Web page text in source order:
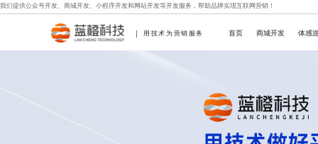
我们提供公众号开发、 商城开发、 小程序开发和 网站开发等开发服务，帮助品牌实现互联网营销！
用技术为营销服务 首页 商城开发 体感